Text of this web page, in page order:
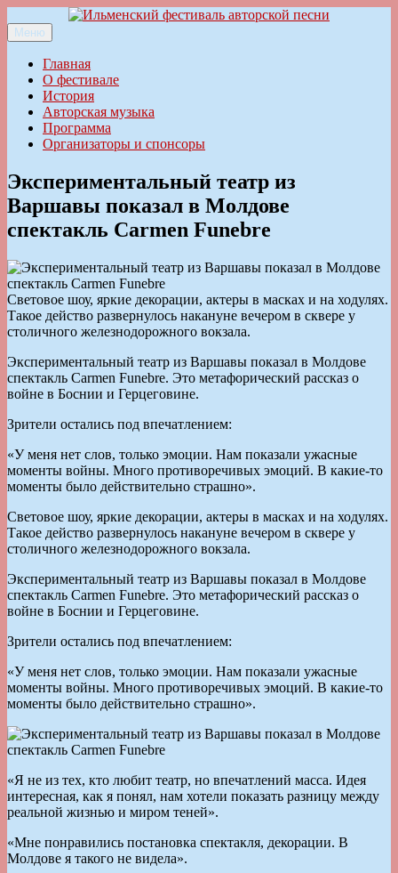
к
содержимому
Ильменский фестиваль авторской песни
Меню
Главная
О фестивале
История
Авторская музыка
Программа
Организаторы и спонсоры
Экспериментальный театр из
Варшавы показал в Молдове
спектакль Carmen Funebre
Световое шоу, яркие декорации, актеры в масках и на ходулях.
Такое действо развернулось накануне вечером в сквере у
столичного железнодорожного вокзала.
Экспериментальный театр из Варшавы показал в Молдове
спектакль Carmen Funebre. Это метафорический рассказ о
войне в Боснии и Герцеговине.
Зрители остались под впечатлением:
«У меня нет слов, только эмоции. Нам показали ужасные
моменты войны. Много противоречивых эмоций. В какие-то
моменты было действительно страшно».
Световое шоу, яркие декорации, актеры в масках и на ходулях.
Такое действо развернулось накануне вечером в сквере у
столичного железнодорожного вокзала.
Экспериментальный театр из Варшавы показал в Молдове
спектакль Carmen Funebre. Это метафорический рассказ о
войне в Боснии и Герцеговине.
Зрители остались под впечатлением:
«У меня нет слов, только эмоции. Нам показали ужасные
моменты войны. Много противоречивых эмоций. В какие-то
моменты было действительно страшно».
«Я не из тех, кто любит театр, но впечатлений масса. Идея
интересная, как я понял, нам хотели показать разницу между
реальной жизнью и миром теней».
«Мне понравились постановка спектакля, декорации. В
Молдове я такого не видела».